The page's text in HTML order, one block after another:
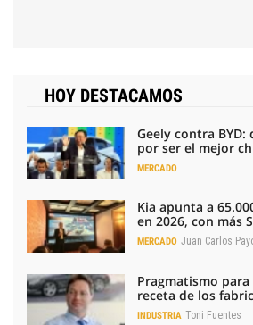
HOY DESTACAMOS
Geely contra
por ser el mejor
MERCADO
Kia apunta a
en 2026, con más
MERCADO Juan Carlos
Pragmatismo
receta de los
INDUSTRIA Toni Fuentes